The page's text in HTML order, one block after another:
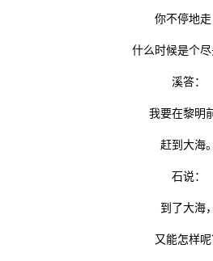
你不停地
什么时候是个
溪答：
我要在黎明
赶到大海
石说：
到了大海
又能怎样